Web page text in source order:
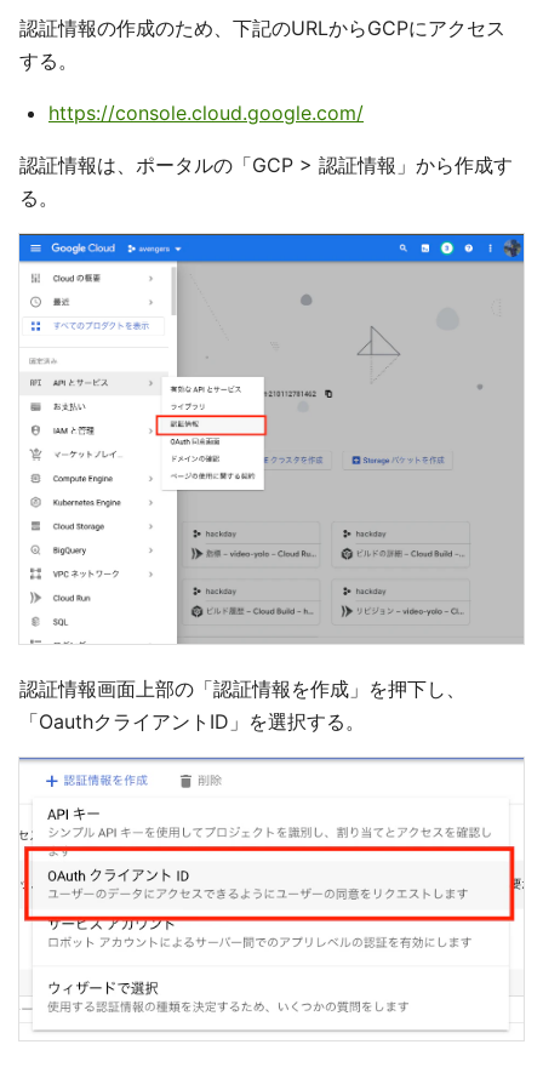
認証情報の作成のため、下記のURLからGCPにアクセス
する。
https://console.cloud.google.com/
認証情報は、ポータルの「GCP > 認証情報」から作成す
る。
認証情報画面上部の「認証情報を作成」を押下し、
「OauthクライアントID」を選択する。